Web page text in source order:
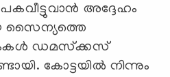
അദ്ദേഹം
സൈന്യത്തെ
ഡമസ്‌ക്കസ്
കോട്ടയില്‍ നിന്നും